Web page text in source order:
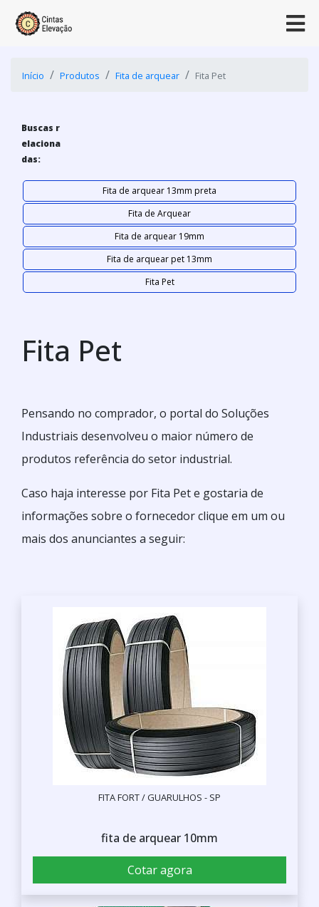
Início Produtos Fita de arquear Fita Pet
Buscas r
elaciona
das:
Fita de arquear 13mm preta
Fita de Arquear
Fita de arquear 19mm
Fita de arquear pet 13mm
Fita Pet
Fita Pet
Pensando no comprador, o portal do Soluções
Industriais desenvolveu o maior número de
produtos referência do setor industrial.
Caso haja interesse por Fita Pet e gostaria de
informações sobre o fornecedor clique em um ou
mais dos anunciantes a seguir:
FITA FORT / GUARULHOS - SP
fita de arquear 10mm
Cotar agora